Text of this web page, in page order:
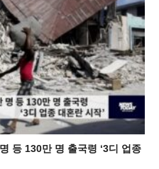
등 130만 명 출국령 ‘3디 업종